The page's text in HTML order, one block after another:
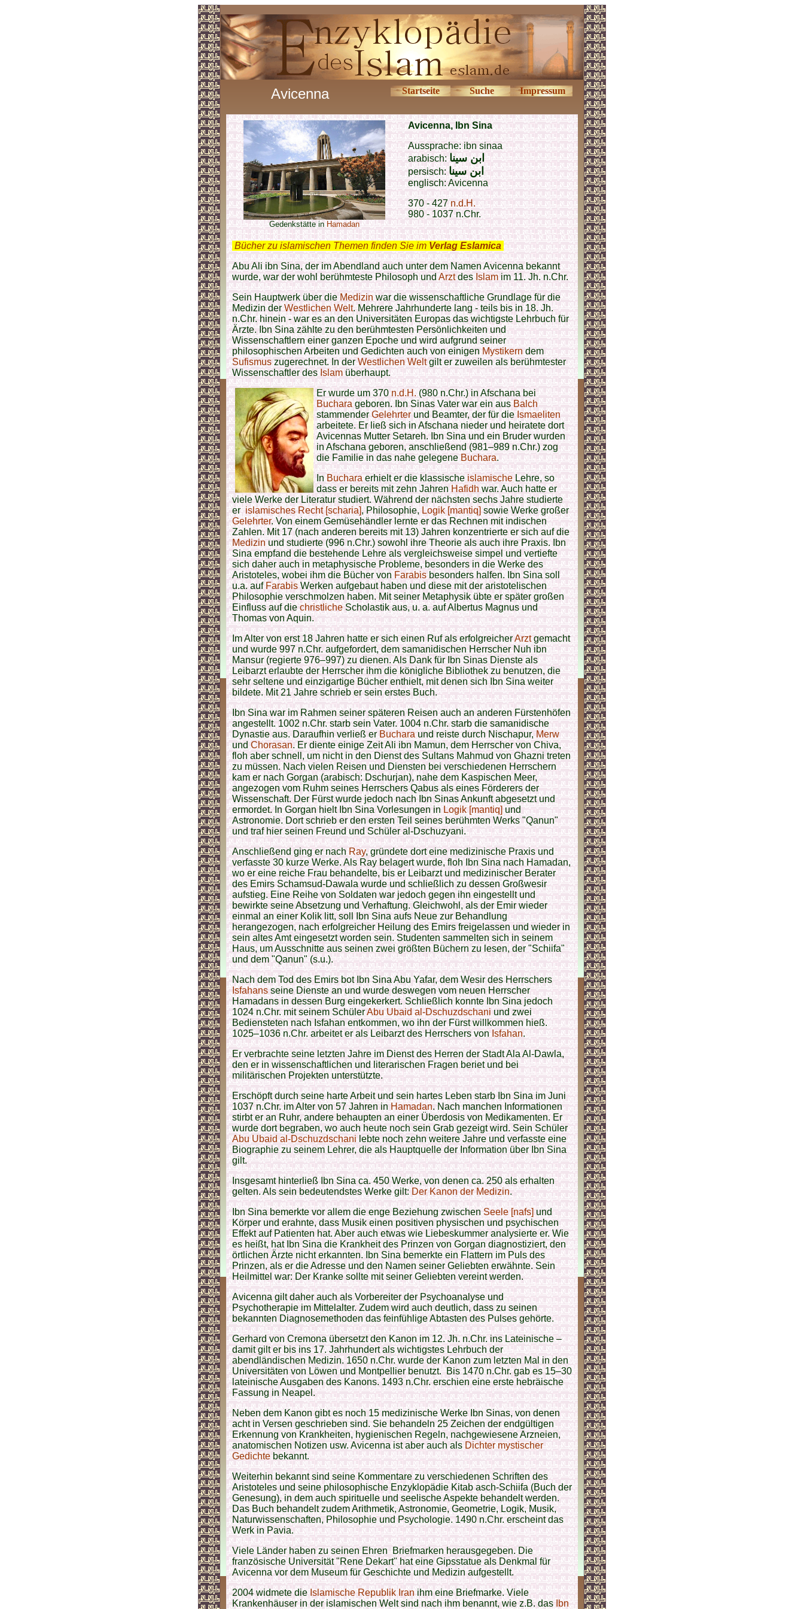
Avicenna Startseite Suche Impressum
Gedenkstätte inHamadan
Avicenna, Ibn Sina
Aussprache: ibn sinaa
arabisch:ابن سينا
persisch:ابن سينا
englisch: Avicenna
370 - 427n.d.H.
980 - 1037 n.Chr.
Bücher zu islamischen Themen finden Sie im Verlag Eslamica
Abu Ali ibn Sina, der im Abendland auch unter dem Namen Avicenna bekannt
wurde, war der wohl berühmteste Philosoph undArztdesIslamim 11. Jh. n.Chr.
Sein Hauptwerk über dieMedizinwar die wissenschaftliche Grundlage für die
Medizin derWestlichen Welt. Mehrere Jahrhunderte lang - teils bis in 18. Jh.
n.Chr. hinein - war es an den Universitäten Europas das wichtigste Lehrbuch für
Ärzte. Ibn Sina zählte zu den berühmtesten Persönlichkeiten und
Wissenschaftlern einer ganzen Epoche und wird aufgrund seiner
philosophischen Arbeiten und Gedichten auch von einigenMystikerndem
Sufismuszugerechnet. In derWestlichen Weltgilt er zuweilen als berühmtester
Wissenschaftler desIslamüberhaupt.
Er wurde um370n.d.H.(980 n.Chr.) in Afschana bei
Bucharageboren. Ibn Sinas Vater war ein ausBalch
stammenderGelehrterund Beamter, der für dieIsmaeliten
arbeitete. Er ließ sich in Afschana nieder und heiratete dort
Avicennas Mutter Setareh. Ibn Sina und ein Bruder wurden
in Afschana geboren, anschließend (981–989 n.Chr.) zog
die Familie in das nahe gelegeneBuchara.
InBucharaerhielt er die klassischeislamischeLehre, so
dass er bereits mit zehn JahrenHafidhwar. Auch hatte er
viele Werke der Literatur studiert. Während der nächsten sechs Jahre studierte
erislamisches Recht [scharia], Philosophie,Logik [mantiq]sowie Werke großer
Gelehrter. Von einem Gemüsehändler lernte er das Rechnen mit indischen
Zahlen. Mit 17 (nach anderen bereits mit 13) Jahren konzentrierte er sich auf die
Medizinund studierte (996 n.Chr.) sowohl ihre Theorie als auch ihre Praxis. Ibn
Sina empfand die bestehende Lehre als vergleichsweise simpel und vertiefte
sich daher auch in metaphysische Probleme, besonders in die Werke des
Aristoteles, wobei ihm die Bücher vonFarabisbesonders halfen. Ibn Sina soll
u.a. aufFarabisWerken aufgebaut haben und diese mit der aristotelischen
Philosophie verschmolzen haben. Mit seiner Metaphysik übte er später großen
Einfluss auf diechristlicheScholastik aus, u. a. auf Albertus Magnus und
Thomas von Aquin.
Im Alter von erst 18 Jahren hatte er sich einen Ruf als erfolgreicherArztgemacht
und wurde 997 n.Chr. aufgefordert, dem samanidischen Herrscher Nuh ibn
Mansur (regierte 976–997) zu dienen. Als Dank für Ibn Sinas Dienste als
Leibarzt erlaubte der Herrscher ihm die königliche Bibliothek zu benutzen, die
sehr seltene und einzigartige Bücher enthielt, mit denen sich Ibn Sina weiter
bildete. Mit 21 Jahre schrieb er sein erstes Buch.
Ibn Sina war im Rahmen seiner späteren Reisen auch an anderen Fürstenhöfen
angestellt. 1002 n.Chr. starb sein Vater. 1004 n.Chr. starb die samanidische
Dynastie aus. Daraufhin verließ erBucharaund reiste durch Nischapur,Merw
undChorasan. Er diente einige Zeit Ali ibn Mamun, dem Herrscher von Chiva,
floh aber schnell, um nicht in den Dienst des Sultans Mahmud von Ghazni treten
zu müssen. Nach vielen Reisen und Diensten bei verschiedenen Herrschern
kam er nach Gorgan (arabisch: Dschurjan), nahe dem Kaspischen Meer,
angezogen vom Ruhm seines Herrschers Qabus als eines Förderers der
Wissenschaft. Der Fürst wurde jedoch nach Ibn Sinas Ankunft abgesetzt und
ermordet. In Gorgan hielt Ibn Sina Vorlesungen inLogik [mantiq]und
Astronomie. Dort schrieb er den ersten Teil seines berühmten Werks "Qanun"
und traf hier seinen Freund und Schüler al-Dschuzyani.
Anschließend ging er nachRay, gründete dort eine medizinische Praxis und
verfasste 30 kurze Werke. Als Ray belagert wurde, floh Ibn Sina nach Hamadan,
wo er eine reiche Frau behandelte, bis er Leibarzt und medizinischer Berater
des Emirs Schamsud-Dawala wurde und schließlich zu dessen Großwesir
aufstieg. Eine Reihe von Soldaten war jedoch gegen ihn eingestellt und
bewirkte seine Absetzung und Verhaftung. Gleichwohl, als der Emir wieder
einmal an einer Kolik litt, soll Ibn Sina aufs Neue zur Behandlung
herangezogen, nach erfolgreicher Heilung des Emirs freigelassen und wieder in
sein altes Amt eingesetzt worden sein. Studenten sammelten sich in seinem
Haus, um Ausschnitte aus seinen zwei größten Büchern zu lesen, der "Schiifa"
und dem "Qanun" (s.u.).
Nach dem Tod des Emirs bot Ibn Sina Abu Yafar, dem Wesir des Herrschers
Isfahansseine Dienste an und wurde deswegen vom neuen Herrscher
Hamadans in dessen Burg eingekerkert. Schließlich konnte Ibn Sina jedoch
1024 n.Chr. mit seinem SchülerAbu Ubaid al-Dschuzdschaniund zwei
Bediensteten nach Isfahan entkommen, wo ihn der Fürst willkommen hieß.
1025–1036 n.Chr. arbeitet er als Leibarzt des Herrschers von Isfahan.
Er verbrachte seine letzten Jahre im Dienst des Herren der Stadt Ala Al-Dawla,
den er in wissenschaftlichen und literarischen Fragen beriet und bei
militärischen Projekten unterstützte.
Erschöpft durch seine harte Arbeit und sein hartes Leben starb Ibn Sina im Juni
1037 n.Chr. im Alter von 57 Jahren inHamadan. Nach manchen Informationen
stirbt er an Ruhr, andere behaupten an einer Überdosis von Medikamenten. Er
wurde dort begraben, wo auch heute noch sein Grab gezeigt wird. Sein Schüler
Abu Ubaid al-Dschuzdschanilebte noch zehn weitere Jahre und verfasste eine
Biographie zu seinem Lehrer, die als Hauptquelle der Information über Ibn Sina
gilt.
Insgesamt hinterließ Ibn Sina ca. 450 Werke, von denen ca. 250 als erhalten
gelten. Als sein bedeutendstes Werke gilt:Der Kanon der Medizin.
Ibn Sina bemerkte vor allem die enge Beziehung zwischenSeele [nafs]und
Körper und erahnte, dass Musik einen positiven physischen und psychischen
Effekt auf Patienten hat. Aber auch etwas wie Liebeskummer analysierte er. Wie
es heißt, hat Ibn Sina die Krankheit des Prinzen von Gorgan diagnostiziert, den
örtlichen Ärzte nicht erkannten. Ibn Sina bemerkte ein Flattern im Puls des
Prinzen, als er die Adresse und den Namen seiner Geliebten erwähnte. Sein
Heilmittel war: Der Kranke sollte mit seiner Geliebten vereint werden.
Avicenna gilt daher auch als Vorbereiter der Psychoanalyse und
Psychotherapie im Mittelalter. Zudem wird auch deutlich, dass zu seinen
bekannten Diagnosemethoden das feinfühlige Abtasten des Pulses gehörte.
Gerhard von Cremona übersetzt den Kanon im 12. Jh. n.Chr. ins Lateinische –
damit gilt er bis ins 17. Jahrhundert als wichtigstes Lehrbuch der
abendländischen Medizin. 1650 n.Chr. wurde der Kanon zum letzten Mal in den
Universitäten von Löwen und Montpellier benutzt. Bis 1470 n.Chr. gab es 15–30
lateinische Ausgaben des Kanons. 1493 n.Chr. erschien eine erste hebräische
Fassung in Neapel.
Neben dem Kanon gibt es noch 15 medizinische Werke Ibn Sinas, von denen
acht in Versen geschrieben sind. Sie behandeln 25 Zeichen der endgültigen
Erkennung von Krankheiten, hygienischen Regeln, nachgewiesene Arzneien,
anatomischen Notizen usw. Avicenna ist aber auch alsDichter mystischer
Gedichtebekannt.
Weiterhin bekannt sind seine Kommentare zu verschiedenen Schriften des
Aristoteles und seine philosophische Enzyklopädie Kitab asch-Schiifa (Buch der
Genesung), in dem auch spirituelle und seelische Aspekte behandelt werden.
Das Buch behandelt zudem Arithmetik, Astronomie, Geometrie, Logik, Musik,
Naturwissenschaften, Philosophie und Psychologie. 1490 n.Chr. erscheint das
Werk in Pavia.
Viele Länder haben zu seinen Ehren Briefmarken herausgegeben. Die
französische Universität "Rene Dekart" hat eine Gipsstatue als Denkmal für
Avicenna vor dem Museum für Geschichte und Medizin aufgestellt.
2004 widmete dieIslamische Republik Iranihm eine Briefmarke. Viele
Krankenhäuser in der islamischen Welt sind nach ihm benannt, wie z.B. dasIbn